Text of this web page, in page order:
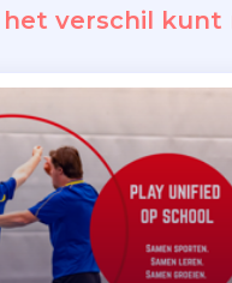
verschil kunt